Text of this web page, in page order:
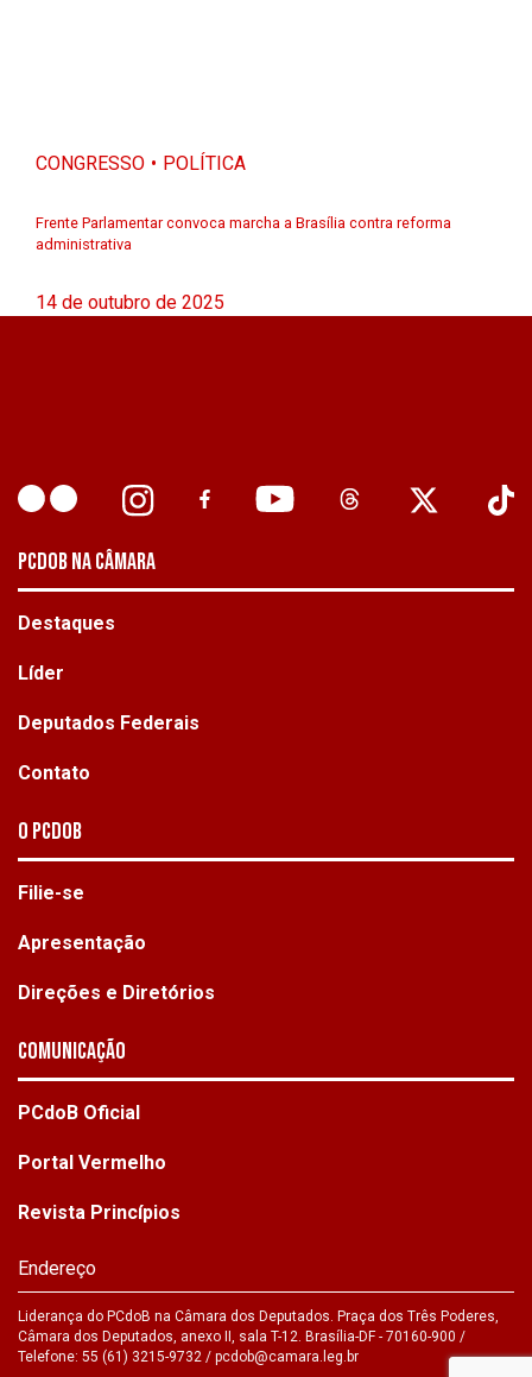
CONGRESSO POLÍTICA
Frente Parlamentar convoca marcha a Brasília contra reforma
administrativa
14 de outubro de 2025
PCDOB NA CÂMARA
Destaques
Líder
Deputados Federais
Contato
O PCdoB
Filie-se
Apresentação
Direções e Diretórios
Comunicação
PCdoB Oficial
Portal Vermelho
Revista Princípios
Endereço
Liderança do PCdoB na Câmara dos Deputados. Praça dos Três Poderes,
Câmara dos Deputados, anexo II, sala T-12. Brasília-DF - 70160-900 /
Telefone: 55 (61) 3215-9732 / pcdob@camara.leg.br